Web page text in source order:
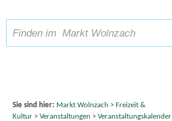
Schriftgröße A A A
Sie sind hier: Markt Wolnzach > Freizeit &
Kultur> Veranstaltungen > Veranstaltungskalender